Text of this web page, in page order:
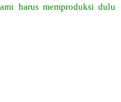
harus memproduksi dulu